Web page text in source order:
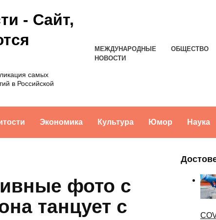
- Сайт,
самых
в Российской
МЕЖДУНАРОДНЫЕ
НОВОСТИ
ОБЩЕСТВО
Экономика Культура Юмор Наука
фото с
танцует с